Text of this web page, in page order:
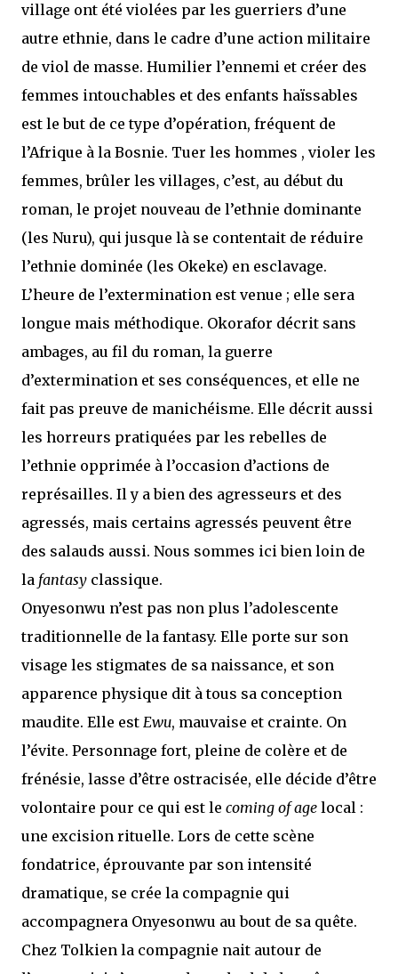
village ont été violées par les guerriers d’une
autre ethnie, dans le cadre d’une action militaire
de viol de masse. Humilier l’ennemi et créer des
femmes intouchables et des enfants haïssables
est le but de ce type d’opération, fréquent de
l’Afrique à la Bosnie. Tuer les hommes , violer les
femmes, brûler les villages, c’est, au début du
roman, le projet nouveau de l’ethnie dominante
(les Nuru), qui jusque là se contentait de réduire
l’ethnie dominée (les Okeke) en esclavage.
L’heure de l’extermination est venue ; elle sera
longue mais méthodique. Okorafor décrit sans
ambages, au fil du roman, la guerre
d’extermination et ses conséquences, et elle ne
fait pas preuve de manichéisme. Elle décrit aussi
les horreurs pratiquées par les rebelles de
l’ethnie opprimée à l’occasion d’actions de
représailles. Il y a bien des agresseurs et des
agressés, mais certains agressés peuvent être
des salauds aussi. Nous sommes ici bien loin de
la fantasy classique.
Onyesonwu n’est pas non plus l’adolescente
traditionnelle de la fantasy. Elle porte sur son
visage les stigmates de sa naissance, et son
apparence physique dit à tous sa conception
maudite. Elle est Ewu, mauvaise et crainte. On
l’évite. Personnage fort, pleine de colère et de
frénésie, lasse d’être ostracisée, elle décide d’être
volontaire pour ce qui est le coming of age local :
une excision rituelle. Lors de cette scène
fondatrice, éprouvante par son intensité
dramatique, se crée la compagnie qui
accompagnera Onyesonwu au bout de sa quête.
Chez Tolkien la compagnie nait autour de